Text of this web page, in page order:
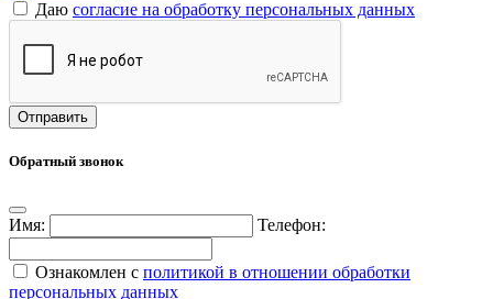
Даю согласие на обработку персональных данных
Обратный звонок
Имя: Телефон:
Ознакомлен с политикой в отношении обработки
персональных данных